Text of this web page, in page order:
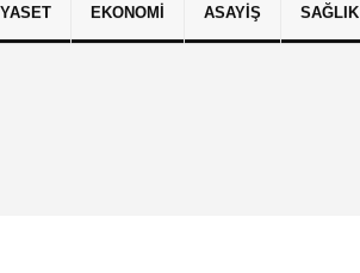
Çerez Politikası Gizlilik İlkeleri
EKONOMI ASAYIŞ SAĞLIK